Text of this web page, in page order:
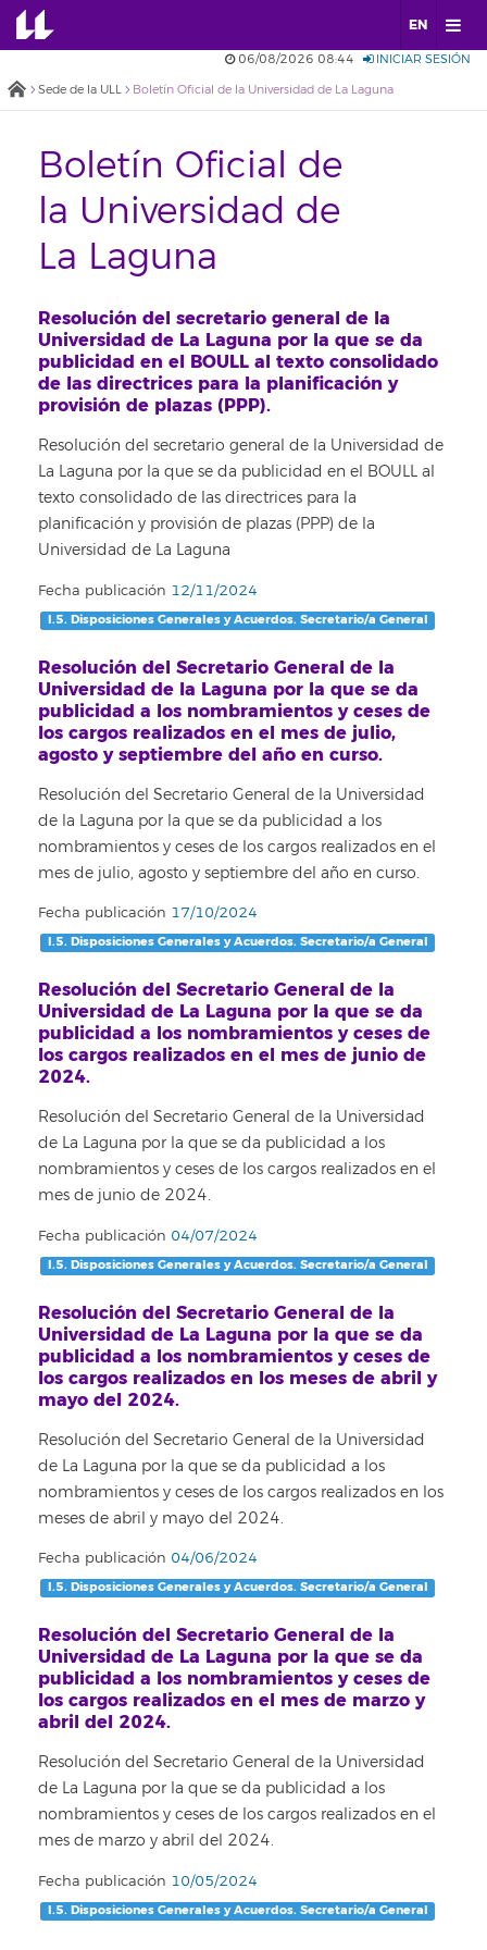
EN
06/08/2026 08:44 INICIAR SESIÓN
Sede de la ULL Boletín Oficial de la Universidad de La Laguna
Boletín Oficial de
la Universidad de
La Laguna
Resolución del secretario general de la
Universidad de La Laguna por la que se da
publicidad en el BOULL al texto consolidado
de las directrices para la planificación y
provisión de plazas (PPP).
Resolución del secretario general de la Universidad de
La Laguna por la que se da publicidad en el BOULL al
texto consolidado de las directrices para la
planificación y provisión de plazas (PPP) de la
Universidad de La Laguna
Fecha publicación 12/11/2024
I.5. Disposiciones Generales y Acuerdos. Secretario/a General
Resolución del Secretario General de la
Universidad de la Laguna por la que se da
publicidad a los nombramientos y ceses de
los cargos realizados en el mes de julio,
agosto y septiembre del año en curso.
Resolución del Secretario General de la Universidad
de la Laguna por la que se da publicidad a los
nombramientos y ceses de los cargos realizados en el
mes de julio, agosto y septiembre del año en curso.
Fecha publicación 17/10/2024
I.5. Disposiciones Generales y Acuerdos. Secretario/a General
Resolución del Secretario General de la
Universidad de La Laguna por la que se da
publicidad a los nombramientos y ceses de
los cargos realizados en el mes de junio de
2024.
Resolución del Secretario General de la Universidad
de La Laguna por la que se da publicidad a los
nombramientos y ceses de los cargos realizados en el
mes de junio de 2024.
Fecha publicación 04/07/2024
I.5. Disposiciones Generales y Acuerdos. Secretario/a General
Resolución del Secretario General de la
Universidad de La Laguna por la que se da
publicidad a los nombramientos y ceses de
los cargos realizados en los meses de abril y
mayo del 2024.
Resolución del Secretario General de la Universidad
de La Laguna por la que se da publicidad a los
nombramientos y ceses de los cargos realizados en los
meses de abril y mayo del 2024.
Fecha publicación 04/06/2024
I.5. Disposiciones Generales y Acuerdos. Secretario/a General
Resolución del Secretario General de la
Universidad de La Laguna por la que se da
publicidad a los nombramientos y ceses de
los cargos realizados en el mes de marzo y
abril del 2024.
Resolución del Secretario General de la Universidad
de La Laguna por la que se da publicidad a los
nombramientos y ceses de los cargos realizados en el
mes de marzo y abril del 2024.
Fecha publicación 10/05/2024
I.5. Disposiciones Generales y Acuerdos. Secretario/a General